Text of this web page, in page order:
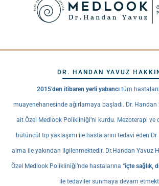
DR. HANDAN YAVUZ
2015’den itibaren yerli yabancıtüm
muayenehanesinde ağırlamaya başladı. Dr. Handan
ait Özel Medlook Polikliniği’ni kurdu. Mezoterapi ve
bütüncül tıp yaklaşımı ile hastalarını tedavi eden
alma ile yakından ilgilenmektedir. Dr.Handan Yavuz
Özel Medlook Polikliniği’nde hastalarına “içte sağlık,
ile tedaviler sunmaya devam